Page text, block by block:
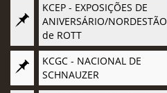
KCEP - EXPOSIÇÕES DE
ANIVERSÁRIO/NORDESTÃO
de ROTT
KCGC - NACIONAL DE
SCHNAUZER